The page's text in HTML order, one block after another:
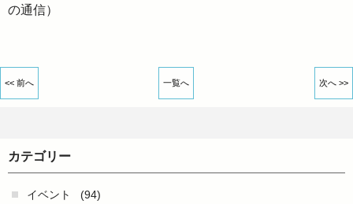
の通信）
<< 前へ 一覧へ 次へ >>
カテゴリー
イベント
(94)